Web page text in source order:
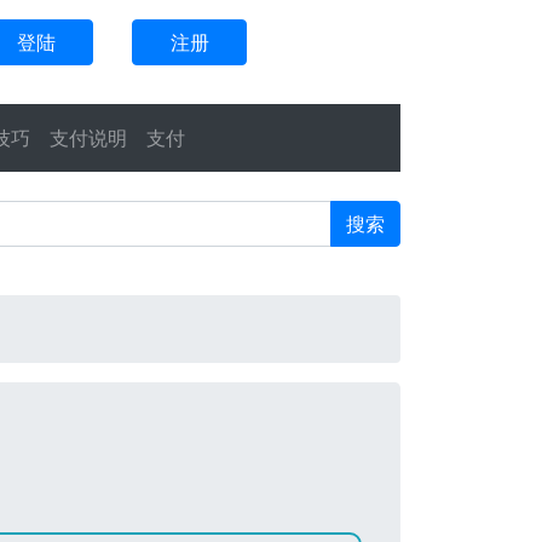
登陆 注册
巧 支付说明 支付
搜索